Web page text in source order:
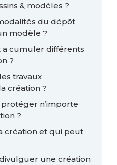
& modèles ?
du dépôt
modèle ?
a cumuler différents
?
travaux
création ?
n’importe
?
création et qui peut
une création